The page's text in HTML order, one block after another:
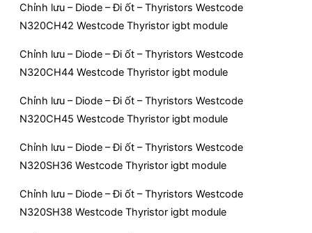
Chỉnh lưu – Diode – Đi ốt – Thyristors Westcode
N320CH42 Westcode Thyristor igbt module
Chỉnh lưu – Diode – Đi ốt – Thyristors Westcode
N320CH44 Westcode Thyristor igbt module
Chỉnh lưu – Diode – Đi ốt – Thyristors Westcode
N320CH45 Westcode Thyristor igbt module
Chỉnh lưu – Diode – Đi ốt – Thyristors Westcode
N320SH36 Westcode Thyristor igbt module
Chỉnh lưu – Diode – Đi ốt – Thyristors Westcode
N320SH38 Westcode Thyristor igbt module